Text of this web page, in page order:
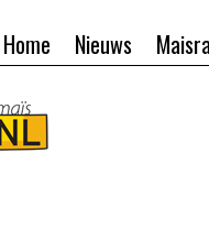
Nieuws
Home